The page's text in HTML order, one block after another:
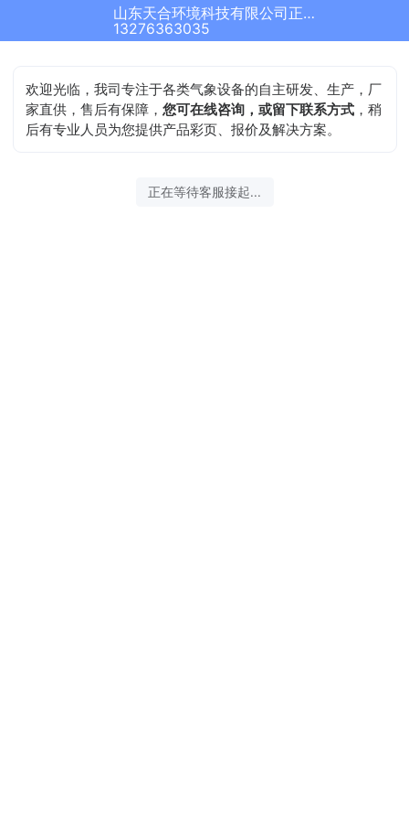
山东天合环境科技有限公司正在为您服务
13276363035
欢迎光临，我司专注于各类气象设备的自主研发、生产，厂
家直供，售后有保障，您可在线咨询，或留下联系方式 ，稍
后有专业人员为您提供产品彩页、报价及解决方案。
正在等待客服接起...